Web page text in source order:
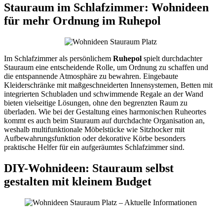
Stauraum im Schlafzimmer: Wohnideen
für mehr Ordnung im Ruhepol
Im Schlafzimmer als persönlichem Ruhepol spielt durchdachter
Stauraum eine entscheidende Rolle, um Ordnung zu schaffen und
die entspannende Atmosphäre zu bewahren. Eingebaute
Kleiderschränke mit maßgeschneiderten Innensystemen, Betten mit
integrierten Schubladen und schwimmende Regale an der Wand
bieten vielseitige Lösungen, ohne den begrenzten Raum zu
überladen. Wie bei der Gestaltung eines harmonischen Ruheortes
kommt es auch beim Stauraum auf durchdachte Organisation an,
weshalb multifunktionale Möbelstücke wie Sitzhocker mit
Aufbewahrungsfunktion oder dekorative Körbe besonders
praktische Helfer für ein aufgeräumtes Schlafzimmer sind.
DIY-Wohnideen: Stauraum selbst
gestalten mit kleinem Budget